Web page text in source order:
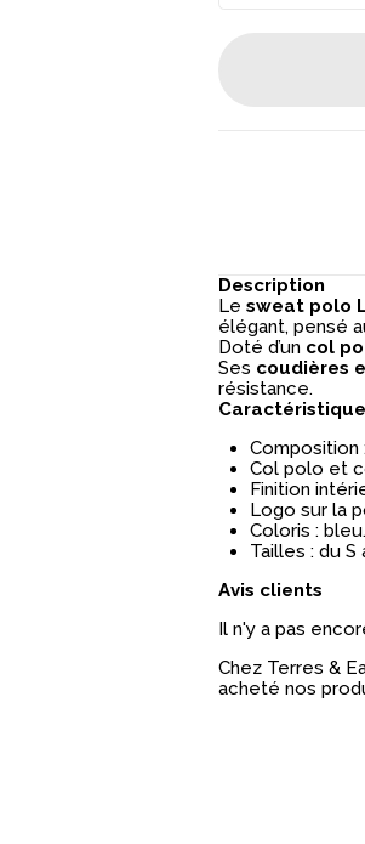
Description
Le sweat polo
élégant, pensé
Doté d’un col
Ses coudières
résistance.
Composition
Col polo et
Finition
Logo sur la
Coloris : bleu.
Tailles : du S
Avis clients
Il n'y a pas
Chez Terres &
acheté nos